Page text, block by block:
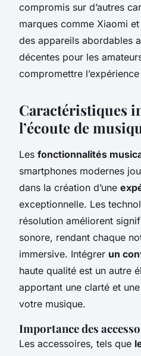
compromis sur d’autres
marques comme Xiaomi
des appareils abordables
décentes pour les
compromettre
Caractéristiques
l’écoute de
Les fonctionnalités
smartphones modernes
dans la création d’une
exceptionnelle. Les
résolution améliorent
sonore, rendant chaque
immersive. Intégrer un
haute qualité est un autre
apportant une clarté et
votre musique.
Importance des
Les accessoires, tels que